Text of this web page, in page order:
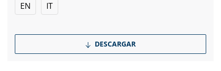
EN IT
DESCARGAR